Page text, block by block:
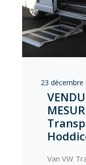
23 décembre
Van VW